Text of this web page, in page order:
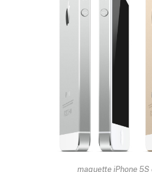
maquette iPhone